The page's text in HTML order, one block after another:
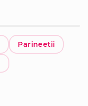
Parineetii